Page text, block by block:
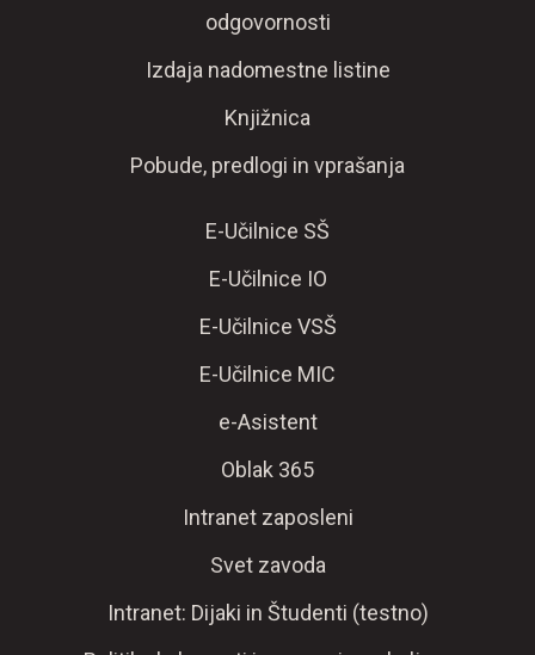
odgovornosti
Izdaja nadomestne listine
Knjižnica
Pobude, predlogi in vprašanja
E-Učilnice SŠ
E-Učilnice IO
E-Učilnice VSŠ
E-Učilnice MIC
e-Asistent
Oblak 365
Intranet zaposleni
Svet zavoda
Intranet: Dijaki in Študenti (testno)